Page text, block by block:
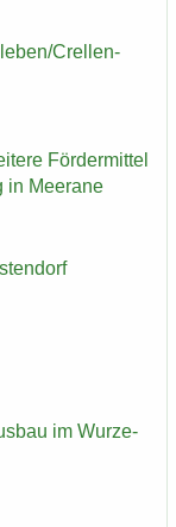
Crel­len­
För­der­mit­tel
in Meer­a­ne
im Wur­ze­